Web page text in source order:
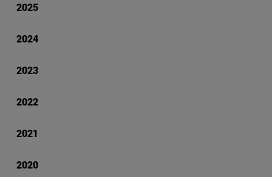
2025
2024
2023
2022
2021
2020